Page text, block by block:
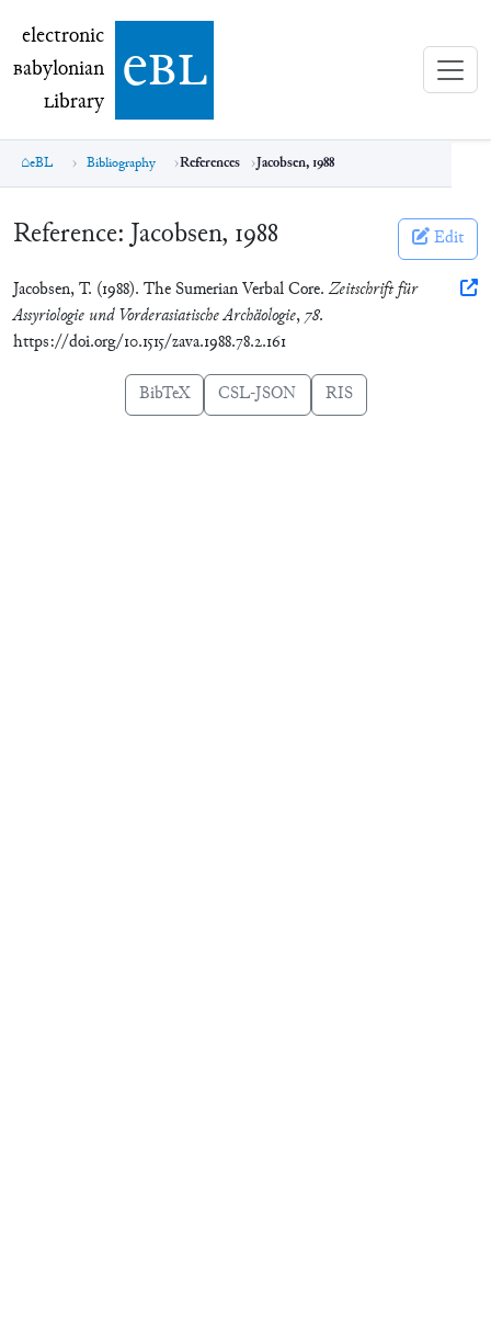
electronic Babylonian Library (eBL)
electronic
Babylonian
Library ebl
eBL Bibliography References Jacobsen, 1988
Reference:Jacobsen, 1988 Edit
Jacobsen, T. (1988). The Sumerian Verbal Core.Zeitschrift für
Assyriologie und Vorderasiatische Archäologie,78.
https://doi.org/10.1515/zava.1988.78.2.161
BibTeX CSL-JSON RIS